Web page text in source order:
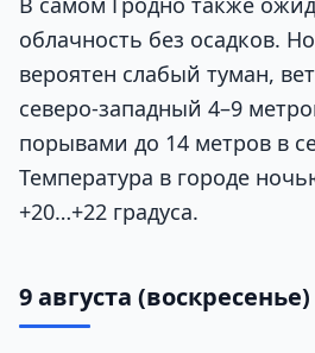
облачность без осадков.
вероятен слабый туман,
северо-западный 4–9
порывами до 14 метров в
Температура в городе
+20…+22 градуса.
9 августа (воскресенье)